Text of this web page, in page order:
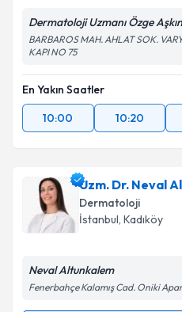
Dermatoloji Uzmanı Özge Aşkın
BARBAROS MAH. AHLAT SOK.
KAPI NO 75
En Yakın Saatler
10:00
10:20
Uzm. Dr. Neval
Dermatoloji
İstanbul, Kadıköy
Neval Altunkalem
Fenerbahçe Kalamış Cad. Oniki